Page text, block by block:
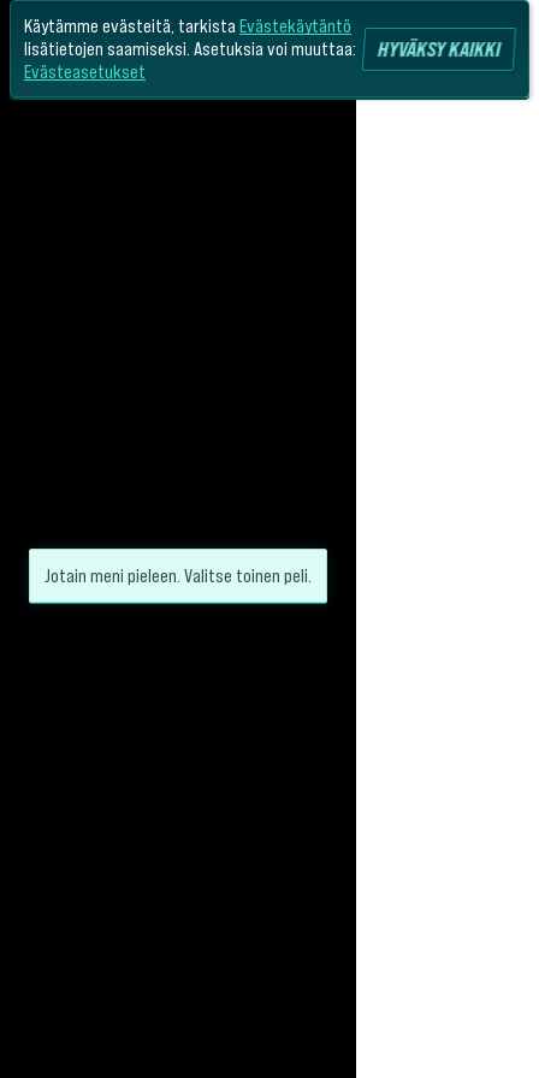
Jotain meni pieleen. Valitse toinen peli.
Käytämme evästeitä, tarkista Evästekäytäntö
lisätietojen saamiseksi. Asetuksia voi muuttaa:
Evästeasetukset
HYVÄKSY KAIKKI